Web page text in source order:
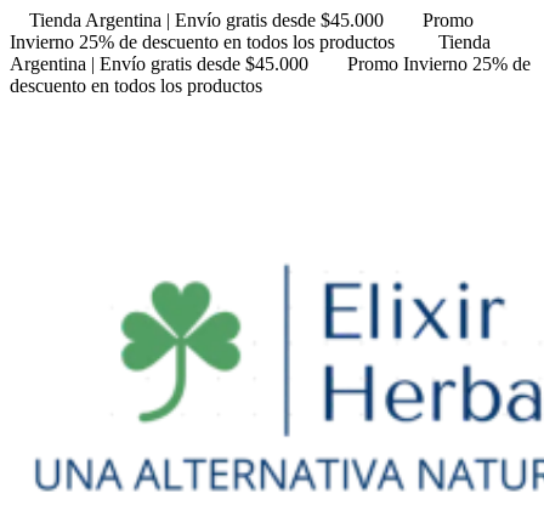
Tienda Argentina | Envío gratis desde $45.000
Promo
Invierno 25% de descuento en todos los productos
Tienda
Argentina | Envío gratis desde $45.000
Promo Invierno 25% de
descuento en todos los productos